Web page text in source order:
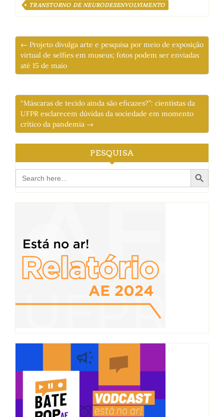
TRANSTORNO DE NEURODESENVOLVIMENTO
← Projeto divulga arte e pesquisa por meio de exposição
virtual de selfies em museus; fotos podem ser enviadas
até 15 de maio
“Máscaras de tecido ainda são eficazes?”: cientistas da
UFPR esclarecem dúvidas da sociedade em momento
crítico da pandemia →
PESQUISA
Search
for:
Search Button